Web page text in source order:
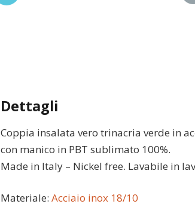
Dettagli
Coppia insalata vero trinacria verde in
con manico in PBT sublimato 100%.
Made in Italy – Nickel free. Lavabile in
Materiale: Acciaio inox 18/10